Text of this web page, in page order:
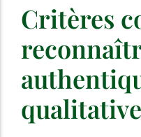
Critères
qualitative